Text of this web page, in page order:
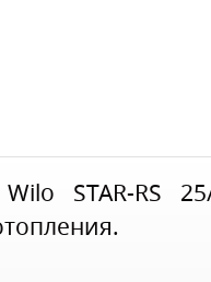
STAR-RS